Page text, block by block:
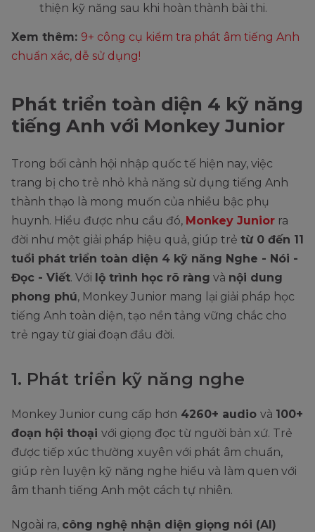
thiện kỹ năng sau khi hoàn thành bài thi.
Xem thêm: 9+ công cụ kiểm tra phát âm tiếng Anh
chuẩn xác, dễ sử dụng!
Phát triển toàn diện 4 kỹ năng
tiếng Anh với Monkey Junior
Trong bối cảnh hội nhập quốc tế hiện nay, việc
trang bị cho trẻ nhỏ khả năng sử dụng tiếng Anh
thành thạo là mong muốn của nhiều bậc phụ
huynh. Hiểu được nhu cầu đó, Monkey Junior ra
đời như một giải pháp hiệu quả, giúp trẻ từ 0 đến 11
tuổi phát triển toàn diện 4 kỹ năng Nghe - Nói -
Đọc - Viết. Với lộ trình học rõ ràng và nội dung
phong phú, Monkey Junior mang lại giải pháp học
tiếng Anh toàn diện, tạo nền tảng vững chắc cho
trẻ ngay từ giai đoạn đầu đời.
1. Phát triển kỹ năng nghe
Monkey Junior cung cấp hơn 4260+ audio và 100+
đoạn hội thoại với giọng đọc từ người bản xứ. Trẻ
được tiếp xúc thường xuyên với phát âm chuẩn,
giúp rèn luyện kỹ năng nghe hiểu và làm quen với
âm thanh tiếng Anh một cách tự nhiên.
Ngoài ra, công nghệ nhận diện giọng nói (AI)